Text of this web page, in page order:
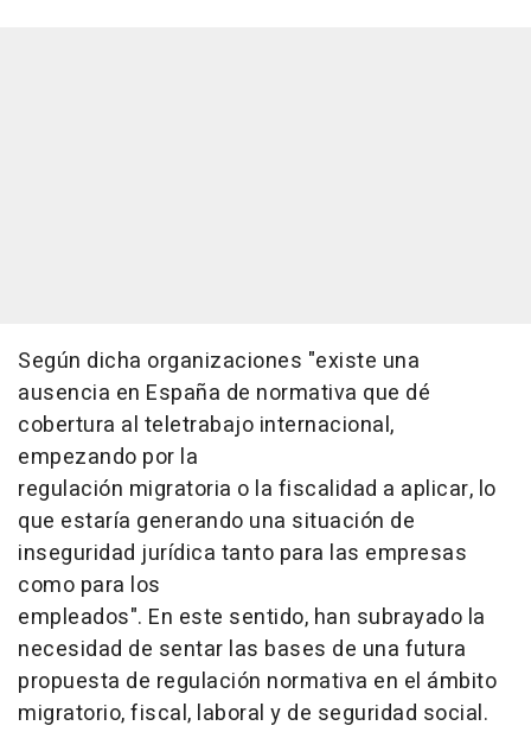
Según dicha organizaciones "existe una
ausencia en España de normativa que dé
cobertura al teletrabajo internacional,
empezando por la
regulación migratoria o la fiscalidad a aplicar, lo
que estaría generando una situación de
inseguridad jurídica tanto para las empresas
como para los
empleados". En este sentido, han subrayado la
necesidad de sentar las bases de una futura
propuesta de regulación normativa en el ámbito
migratorio, fiscal, laboral y de seguridad social.